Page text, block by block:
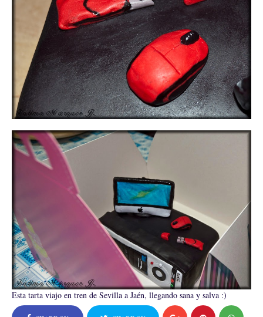
Esta tarta viajo en tren de Sevilla a Jaén, llegando sana y salva :)